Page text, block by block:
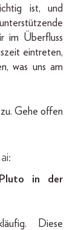
ist, und
im Überfluss
eintreten,
was uns am
Gehe offen
in der
Diese